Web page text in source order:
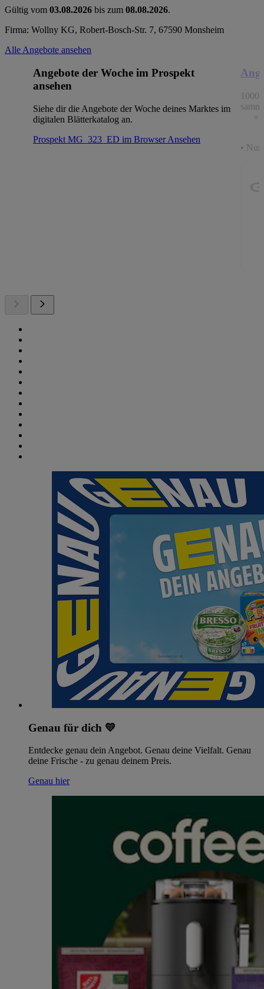
Gültig vom 03.08.2026 bis zum 08.08.2026.
Firma: Wollny KG, Robert-Bosch-Str. 7, 67590 Monsheim
Alle Angebote ansehen
Angebote der Woche im Prospekt
ansehen
Siehe dir die Angebote der Woche deines Marktes im
digitalen Blätterkatalog an.
Prospekt MG_323_ED im BrowserAnsehen
1000
• Nur
Genau für dich 💛
Entdecke genau dein Angebot. Genau deine Vielfalt. Genau
deine Frische - zu genau deinem Preis.
Genau hier